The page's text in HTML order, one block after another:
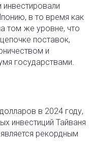
инвестировали
в то время как
том же уровне, что
поставок,
и
государствами.
в 2024 году,
инвестиций Тайваня
рекордным